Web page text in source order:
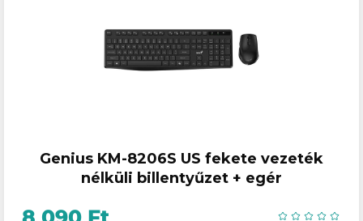
Genius KM-8206S US fekete vezeték
nélküli billentyűzet + egér